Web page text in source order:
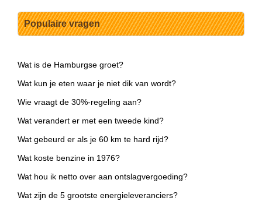
Populaire vragen
Wat is de Hamburgse groet?
Wat kun je eten waar je niet dik van wordt?
Wie vraagt de 30%-regeling aan?
Wat verandert er met een tweede kind?
Wat gebeurd er als je 60 km te hard rijd?
Wat koste benzine in 1976?
Wat hou ik netto over aan ontslagvergoeding?
Wat zijn de 5 grootste energieleveranciers?